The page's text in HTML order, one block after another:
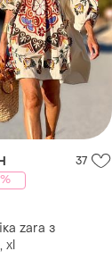
37
zara з
xl